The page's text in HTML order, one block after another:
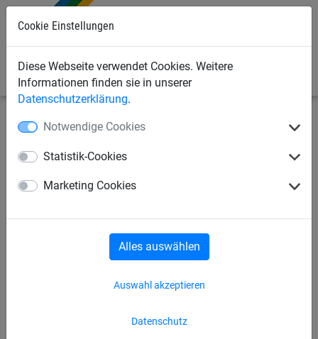
Cookie Einstellungen
Diese Webseite verwendet Cookies. Weitere
Informationen finden sie in unserer
Datenschutzerklärung.
Notwendige Cookies
Statistik-Cookies
Marketing Cookies
Datenschutz
Auswahl akzeptieren
Alles auswählen
Industrienetze Abdecknetze und -planen
Gummi-Spannleine, ø 6 mm